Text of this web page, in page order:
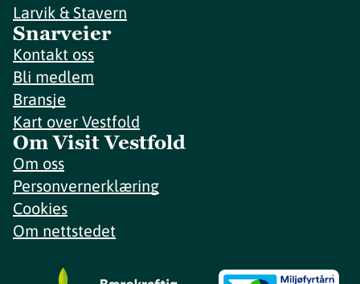
Larvik & Stavern
Snarveier
Kontakt oss
Bli medlem
Bransje
Kart over Vestfold
Om Visit Vestfold
Om oss
Personvernerklæring
Cookies
Om nettstedet